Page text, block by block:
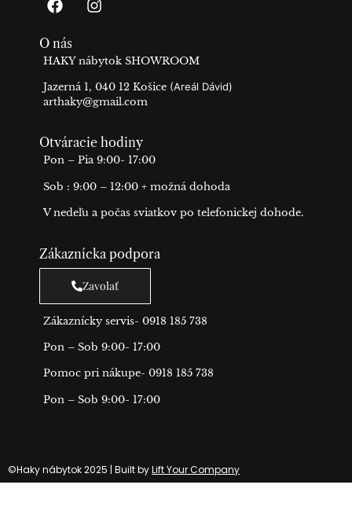
O nás
HAKY nábytok SHOWROOM
Jazerná 1, 040 12 Košice (Areál Dávid)
arthaky@gmail.com
Otváracie hodiny
Pon – Pia 9:00- 17:00
Sob : 9:00 – 12:00 + možná dohoda
V nedeľu a počas sviatkov po telefonickej dohode.
Zákaznícka podpora
Zavolať
Zákaznícky servis- 0918 185 738
Pon – Sob 9:00- 17:00
Pomoc pri nákupe- 0918 185 738
Pon – Sob 9:00- 17:00
©Haky nábytok 2025 | Built byLift Your Company